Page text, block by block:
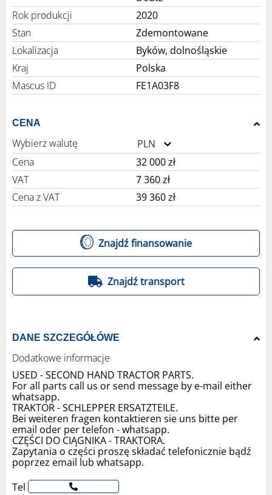
Rok produkcji
2020
Stan
Zdemontowane
Lokalizacja
Byków, dolnośląskie
Kraj
Polska
Mascus ID
FE1A03F8
CENA
Wybierz walutę
PLN
Cena
32 000 zł
VAT
7 360 zł
Cena z VAT
39 360 zł
Znajdź finansowanie
Znajdź transport
DANE SZCZEGÓŁÓWE
Dodatkowe informacje
USED - SECOND HAND TRACTOR PARTS.
For all parts call us or send message by e-mail either
whatsapp.
TRAKTOR - SCHLEPPER ERSATZTEILE.
Bei weiteren fragen kontaktieren sie uns bitte per
email oder per telefon - whatsapp.
CZĘŚCI DO CIĄGNIKA - TRAKTORA.
Zapytania o części proszę składać telefonicznie bądź
poprzez email lub whatsapp.
Tel